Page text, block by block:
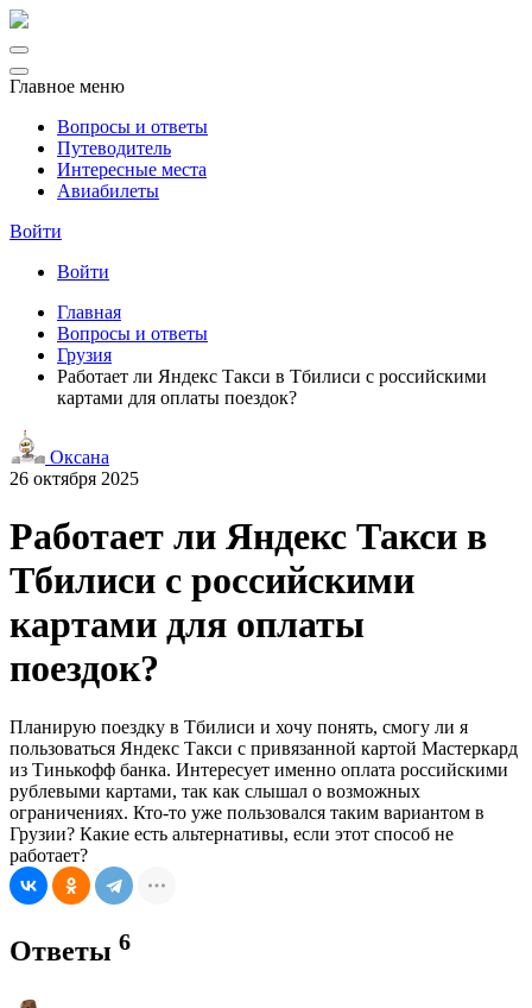
Главное меню
Вопросы и ответы
Путеводитель
Интересные места
Авиабилеты
Войти
Войти
Главная
Вопросы и ответы
Грузия
Работает ли Яндекс Такси в Тбилиси с российскими
картами для оплаты поездок?
Оксана
26 октября 2025
Работает ли Яндекс Такси в
Тбилиси с российскими
картами для оплаты
поездок?
Планирую поездку в Тбилиси и хочу понять, смогу ли я
пользоваться Яндекс Такси с привязанной картой Мастеркард
из Тинькофф банка. Интересует именно оплата российскими
рублевыми картами, так как слышал о возможных
ограничениях. Кто-то уже пользовался таким вариантом в
Грузии? Какие есть альтернативы, если этот способ не
работает?
Ответы 6